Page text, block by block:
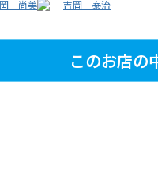
尚美 吉岡 泰治
このお店の